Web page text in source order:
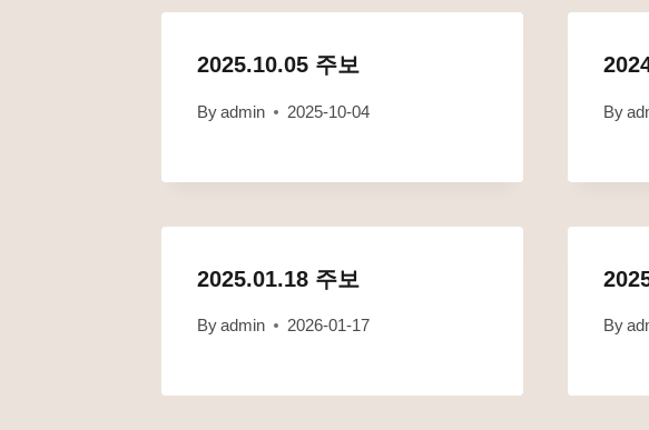
2025.10.05 주보
Byadmin 2025-10-04 By
2025.01.18 주보
Byadmin 2026-01-17 By